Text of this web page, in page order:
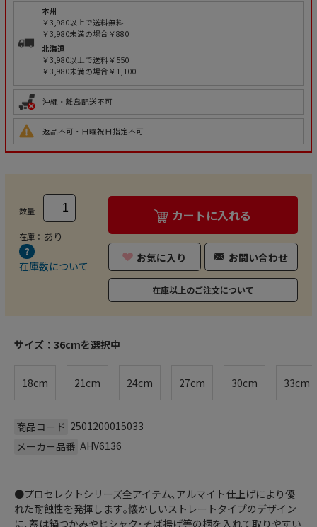
本州
￥3,980以上で送料無料
￥3,980未満の場合￥880
北海道
￥3,980以上で送料￥550
￥3,980未満の場合￥1,100
沖縄・離島配送不可
返品不可・日曜祝日指定不可
数量
在庫： あり
在庫数について
カートに入れる
お気に入り お問い合わせ
在庫以上のご注文について
サイズ： 36cmを選択中
18cm 21cm 24cm 27cm 30cm 33cm
商品コード 2501200015033
メーカー品番 AHV6136
●プロセレクトシリーズ全アイテム､アルマイト仕上げにより優
れた耐蝕性を発揮します｡懐かしいストレートタイプのデザイン
に､蓋は鍋つかみやヒシャク･そば揚げ等の柄を入れて取りやすい